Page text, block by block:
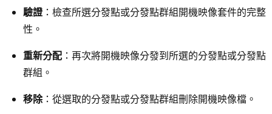
驗證 ：檢查所選分發點或分發點群組開機映像套件的完整
性。
重新分配 ：再次將開機映像分發到所選的分發點或分發點
群組。
移除：從選取的分發點或分發點群組刪除開機映像檔。